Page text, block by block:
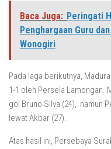
Baca Juga: Peringati
Penghargaan Guru
Wonogiri
Pada laga berikutnya,
1-1 oleh Persela Lamongan.
gol Bruno Silva (24), namun
lewat Akbar (27).
Atas hasil ini, Persebaya